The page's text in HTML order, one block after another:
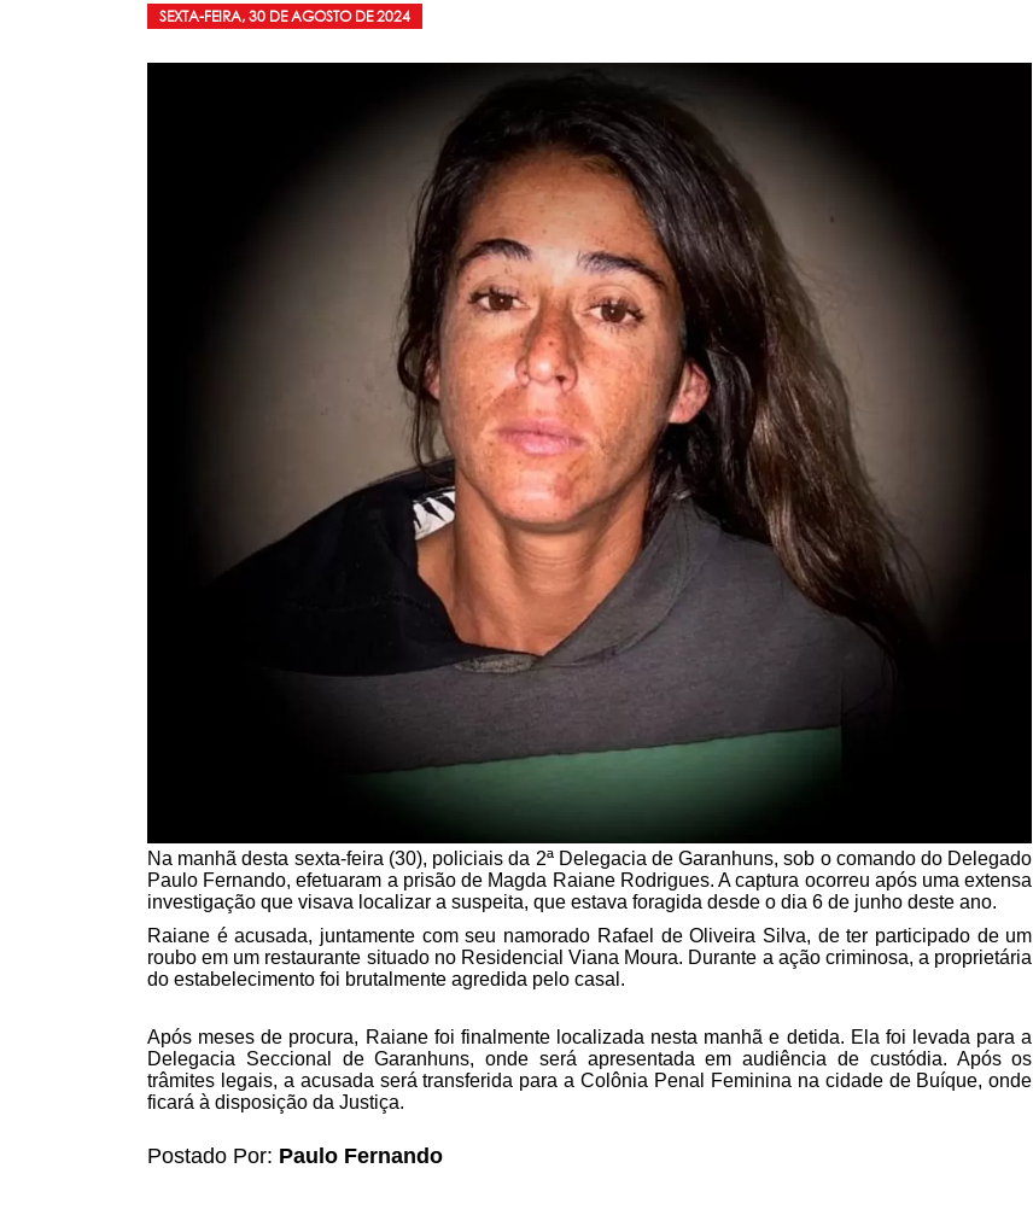
SEXTA-FEIRA, 30 DE AGOSTO DE 2024
Na manhã desta sexta-feira (30), policiais da 2ª Delegacia de Garanhuns, sob o comando do Delegado
Paulo Fernando, efetuaram a prisão de Magda Raiane Rodrigues. A captura ocorreu após uma extensa
investigação que visava localizar a suspeita, que estava foragida desde o dia 6 de junho deste ano.
Raiane é acusada, juntamente com seu namorado Rafael de Oliveira Silva, de ter participado de um
roubo em um restaurante situado no Residencial Viana Moura. Durante a ação criminosa, a proprietária
do estabelecimento foi brutalmente agredida pelo casal.
Após meses de procura, Raiane foi finalmente localizada nesta manhã e detida. Ela foi levada para a
Delegacia Seccional de Garanhuns, onde será apresentada em audiência de custódia. Após os
trâmites legais, a acusada será transferida para a Colônia Penal Feminina na cidade de Buíque, onde
ficará à disposição da Justiça.
Postado Por: Paulo Fernando